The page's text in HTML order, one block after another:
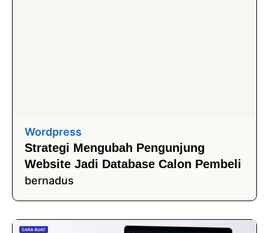
Wordpress
Strategi Mengubah Pengunjung
Website Jadi Database Calon Pembeli
bernadus